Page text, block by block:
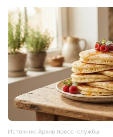
Источник: Архив пресс-службы